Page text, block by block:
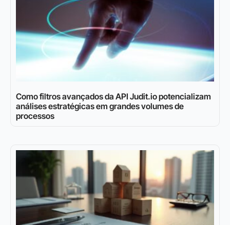
Como filtros avançados da API Judit.io potencializam
análises estratégicas em grandes volumes de
processos